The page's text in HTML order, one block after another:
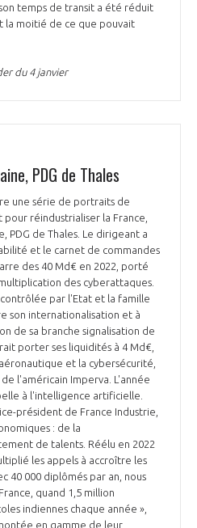
temps de transit a été réduit
la moitié de ce que pouvait
du 4 janvier
PDG de Thales
une série de portraits de
réindustrialiser la France,
PDG de Thales. Le dirigeant a
et le carnet de commandes
des 40 Md€ en 2022, porté
des cyberattaques.
contrôlée par l'Etat et la famille
son internationalisation et à
de sa branche signalisation de
porter ses liquidités à 4 Md€,
et la cybersécurité,
l'américain Imperva. L'année
à l'intelligence artificielle.
président de France Industrie,
: de la
de talents. Réélu en 2022
les appels à accroître les
40 000 diplômés par an, nous
quand 1,5 million
indiennes chaque année »,
en gamme de leur